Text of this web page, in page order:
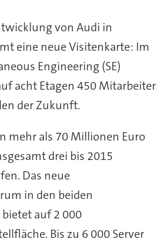
von Audi in
eine neue Visitenkarte: Im
Engineering (SE)
acht Etagen 450 Mitarbeiter
der Zukunft.
mehr als 70 Millionen Euro
drei bis 2015
Das neue
in den beiden
auf 2 000
Bis zu 6 000 Server